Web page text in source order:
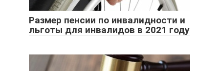
Размер пенсии по инвалидности и
льготы для инвалидов в 2021 году